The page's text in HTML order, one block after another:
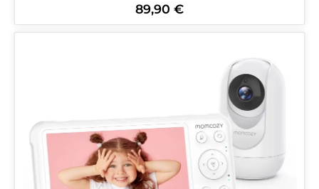
Regulärer Preis:
89,90 €